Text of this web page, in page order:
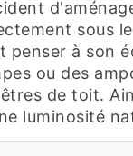
sous
penser à son
ou des
de toit.
luminosité